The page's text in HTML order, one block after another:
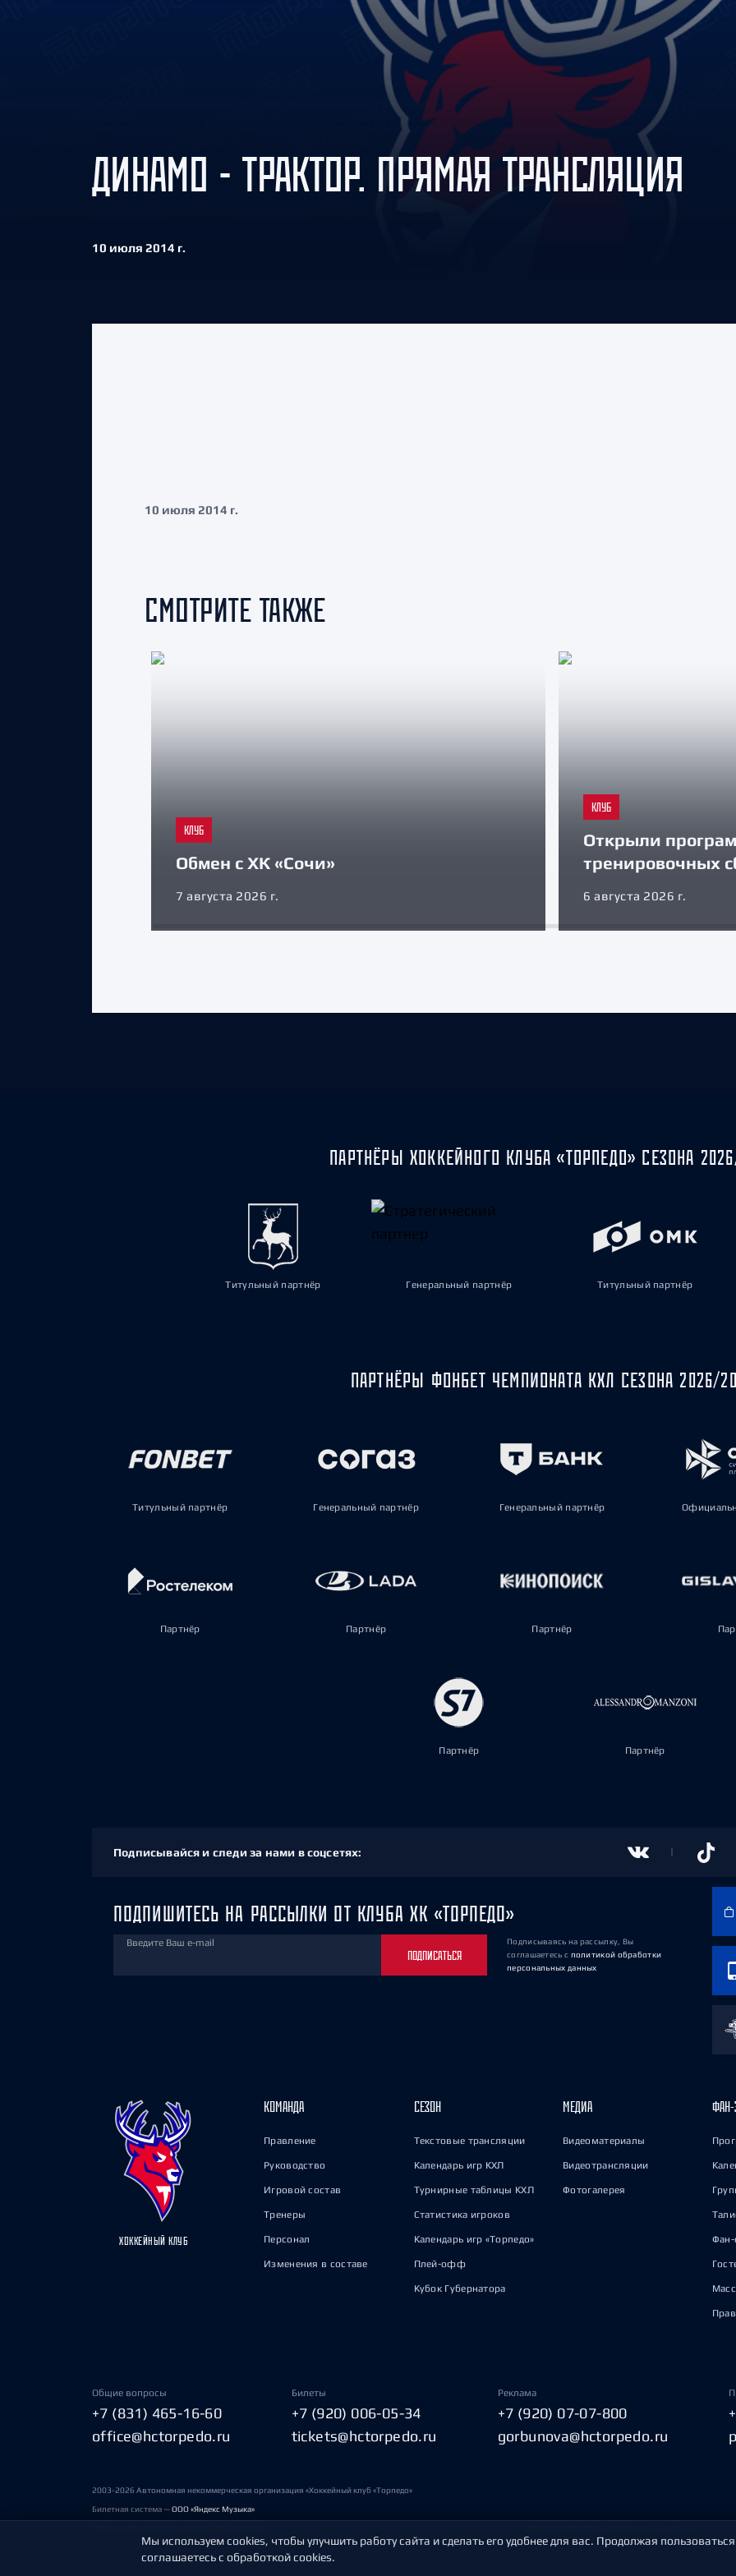
Амур
Барыс
Салават Юлаев
Сибирь
ДИНАМО - ТРАКТОР. ПРЯМАЯ ТРАНСЛЯЦИЯ
10 июля 2014 г.
10 июля 2014 г.
СМОТРИТЕ ТАКЖЕ
КЛУБ
Обмен с ХК «Сочи»
7 августа 2026 г.
КЛУБ
Открыли
тренировочных
6 августа 2026 г.
ПАРТНЁРЫ ХОККЕЙНОГО КЛУБА «ТОРПЕДО» СЕЗОНА
Титульный партнёр Генеральный партнёр Титульный партнёр
ПАРТНЁРЫ ФОНБЕТ ЧЕМПИОНАТА КХЛ СЕЗОНА 2026/
Титульный партнёр Генеральный партнёр Генеральный партнёр
Партнёр Партнёр Партнёр
Партнёр Партнёр
Подписывайся и следи за нами в соцсетях:
ПОДПИШИТЕСЬ НА РАССЫЛКИ ОТ КЛУБА ХК «ТОРПЕДО»
Введите Ваш e-mail
ПОДПИСАТЬСЯ
Подписываясь на рассылку, Вы
соглашаетесь с политикой обработки
персональных данных
ХОККЕЙНЫЙ КЛУБ
КОМАНДА
Правление
Руководство
Игровой состав
Тренеры
Персонал
Изменения в составе
СЕЗОН
Текстовые трансляции
Календарь игр КХЛ
Турнирные таблицы КХЛ
Статистика игроков
Календарь игр «Торпедо»
Плей-офф
Кубок Губернатора
МЕДИА
Видеоматериалы
Видеотрансляции
Фотогалерея
ФАН-
Фан-
Общие вопросы
+7 (831) 465-16-60
office@hctorpedo.ru
Билеты
+7 (920) 006-05-34
tickets@hctorpedo.ru
Реклама
+7 (920) 07-07-800
gorbunova@hctorpedo.ru
2003-2026 Автономная некоммерческая организация «Хоккейный клуб «Торпедо»
Билетная система —ООО «Яндекс Музыка»
Мы используем cookies, чтобы улучшить работу сайта и сделать его удобнее для вас. Продолжая
соглашаетесь с обработкой cookies.